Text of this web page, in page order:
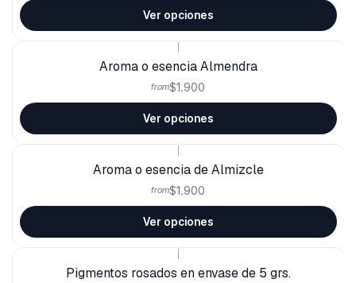
Ver opciones
Aroma o esencia Almendra
from$1.900
Ver opciones
Aroma o esencia de Almizcle
from$1.900
Ver opciones
Pigmentos rosados en envase de 5 grs.